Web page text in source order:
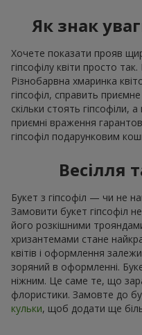
Як знак
Хочете показати прояв
гіпсофілу квіти просто
Різнобарвна хмаринка
гіпсофіл, справить
скільки стоять
приємні враження
гіпсофіл подарунковим
Весілля
Букет з гіпсофіл — чи не
Замовити букет гіпсофіл
його розкішними
хризантемами стане
квітів і оформлення
зоряний в оформленні.
ніжним. Це саме те, що
флористики. Замовте до
кульки, щоб додати ще